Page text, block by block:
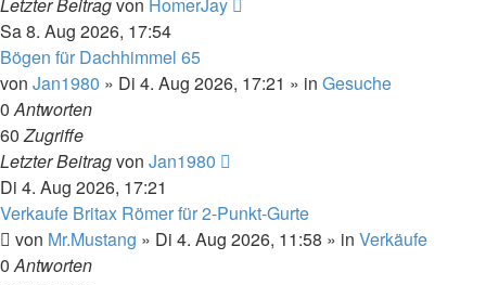
Sa 8. Aug 2026, 17:54
Bögen für Dachhimmel 65
von Jan1980 » Di 4. Aug 2026, 17:21 » in Gesuche
0Antworten
60Zugriffe
Letzter Beitragvon Jan1980
Di 4. Aug 2026, 17:21
Verkaufe Britax Römer für 2-Punkt-Gurte
von Mr.Mustang » Di 4. Aug 2026, 11:58 » in Verkäufe
0Antworten